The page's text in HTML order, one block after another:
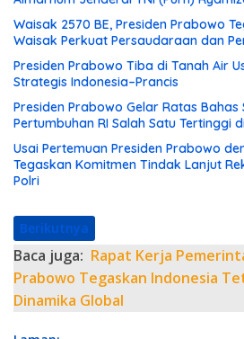
Waisak 2570 BE, Presiden Prabowo
Waisak Perkuat Persaudaraan dan
Presiden Prabowo Tiba di Tanah Air
Strategis Indonesia–Prancis
Presiden Prabowo Gelar Ratas Bahas
Pertumbuhan RI Salah Satu Tertinggi
Usai Pertemuan Presiden Prabowo
Tegaskan Komitmen Tindak Lanjut
Polri
Berikutnya
Baca juga: Rapat Kerja
Prabowo Tegaskan Indonesia
Dinamika Global